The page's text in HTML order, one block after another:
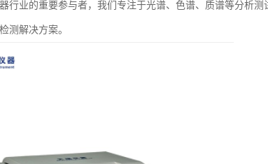
行业的重要参与者，我们专注于光谱、色谱、质谱等分析
测解决方案。